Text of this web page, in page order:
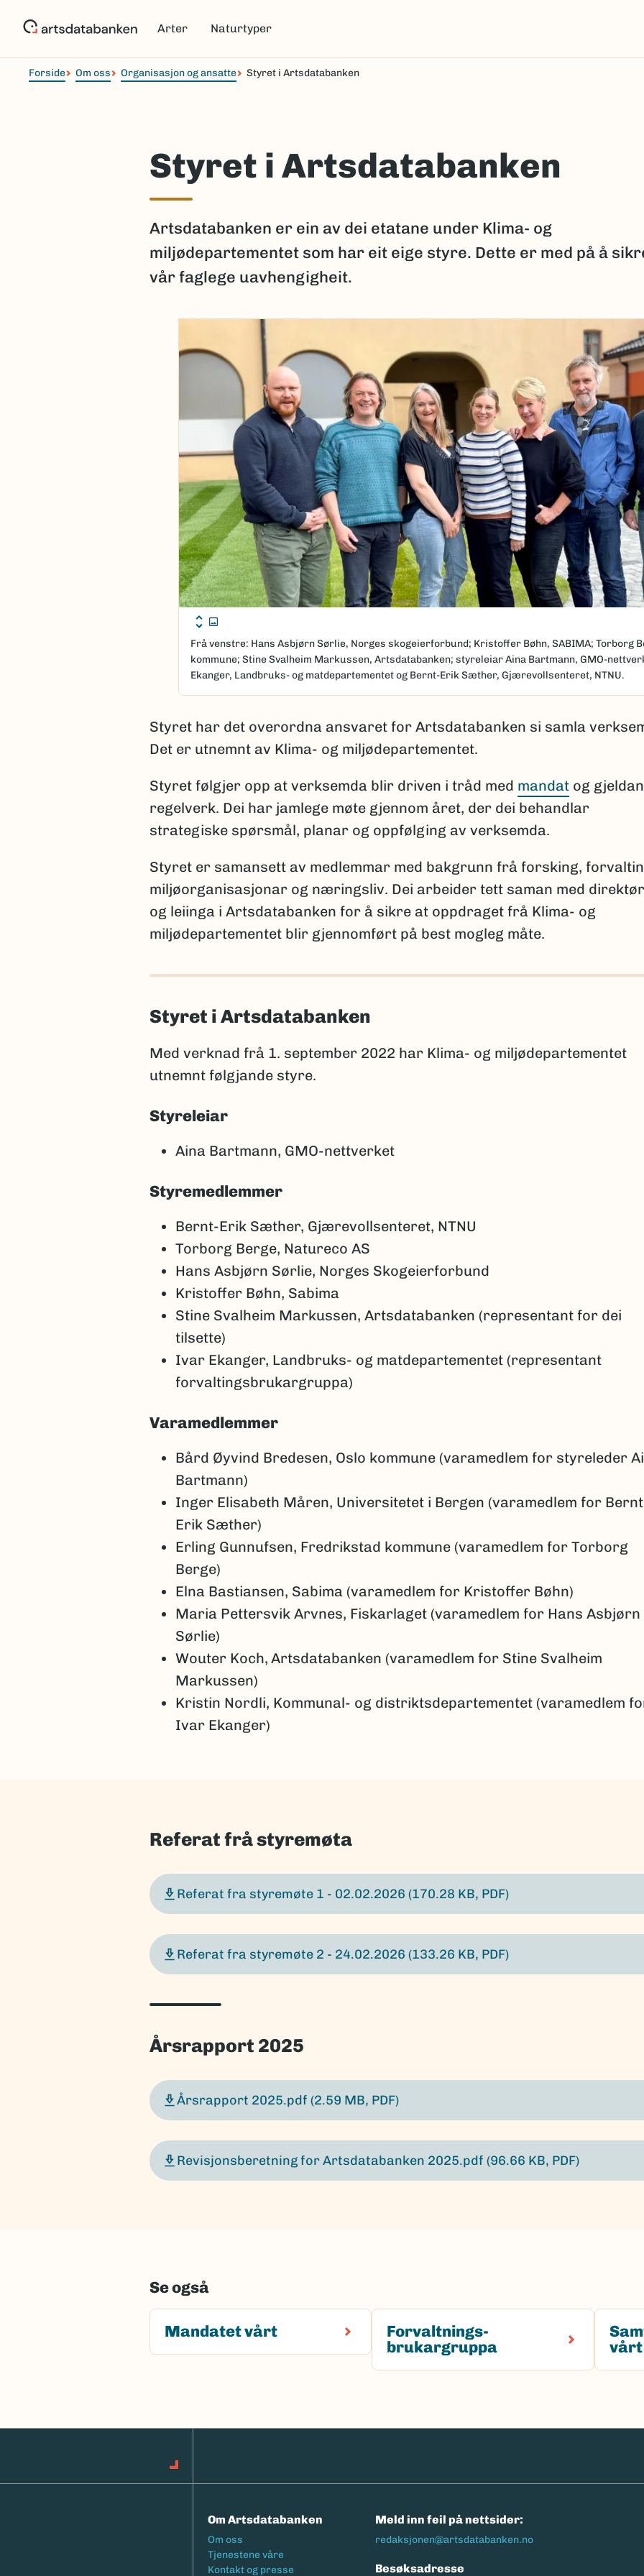
Arter Naturtyper
Forside Om oss Organisasjon og ansatte Styret i Artsdatabanken
Styret i Artsdatabanken
Artsdatabanken er ein av dei etatane under Klima- og
miljødepartementet som har eit eige styre. Dette er med på å
vår faglege uavhengigheit.
Frå venstre: Hans Asbjørn Sørlie, Norges skogeierforbund; Kristoffer Bøhn, SABIMA; Torborg
kommune; Stine Svalheim Markussen, Artsdatabanken; styreleiar Aina Bartmann, GMO-
Ekanger, Landbruks- og matdepartementet og Bernt-Erik Sæther, Gjærevollsenteret, NTNU.
Styret har det overordna ansvaret for Artsdatabanken si samla
Det er utnemnt av Klima- og miljødepartementet.
Styret følgjer opp at verksemda blir driven i tråd med mandat og
regelverk. Dei har jamlege møte gjennom året, der dei behandlar
strategiske spørsmål, planar og oppfølging av verksemda.
Styret er samansett av medlemmar med bakgrunn frå forsking,
miljøorganisasjonar og næringsliv. Dei arbeider tett saman med
og leiinga i Artsdatabanken for å sikre at oppdraget frå Klima- og
miljødepartementet blir gjennomført på best mogleg måte.
Styret i Artsdatabanken
Med verknad frå 1. september 2022 har Klima- og miljødepartementet
utnemnt følgjande styre.
Styreleiar
Aina Bartmann, GMO-nettverket
Styremedlemmer
Bernt-Erik Sæther, Gjærevollsenteret, NTNU
Torborg Berge, Natureco AS
Hans Asbjørn Sørlie, Norges Skogeierforbund
Kristoffer Bøhn, Sabima
Stine Svalheim Markussen, Artsdatabanken (representant for dei
tilsette)
Ivar Ekanger, Landbruks- og matdepartementet (representant
forvaltingsbrukargruppa)
Varamedlemmer
Bård Øyvind Bredesen, Oslo kommune (varamedlem for styreleder
Bartmann)
Inger Elisabeth Måren, Universitetet i Bergen (varamedlem for
Erik Sæther)
Erling Gunnufsen, Fredrikstad kommune (varamedlem for Torborg
Berge)
Elna Bastiansen, Sabima (varamedlem for Kristoffer Bøhn)
Maria Pettersvik Arvnes, Fiskarlaget (varamedlem for Hans Asbjørn
Sørlie)
Wouter Koch, Artsdatabanken (varamedlem for Stine Svalheim
Markussen)
Kristin Nordli, Kommunal- og distriktsdepartementet (varamedlem
Ivar Ekanger)
Referat frå styremøta
Referat fra styremøte 1 - 02.02.2026 (170.28 KB, PDF)
Referat fra styremøte 2 - 24.02.2026 (133.26 KB, PDF)
Årsrapport 2025
Årsrapport 2025.pdf (2.59 MB, PDF)
Revisjonsberetning for Artsdatabanken 2025.pdf (96.66 KB, PDF)
Se også
Mandatet vårt
Forvaltnings-
brukargruppa
vårt
Om Artsdatabanken
Footermeny
Om oss
Tjenestene våre
Kontakt og presse
Meld inn feil på nettsider:
redaksjonen@artsdatabanken.no
Besøksadresse